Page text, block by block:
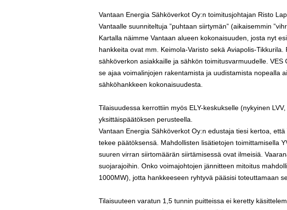
Vantaan Energia Sähköverkot Oy:n toimitusjohtajan Risto
Vantaalle suunniteltuja ”puhtaan siirtymän” (aikaisemmin
Kartalla näimme Vantaan alueen kokonaisuuden, josta nyt
hankkeita ovat mm. Keimola-Varisto sekä Aviapolis-
sähköverkon asiakkaille ja sähkön toimitusvarmuudelle.
se ajaa voimalinjojen rakentamista ja uudistamista nopealla
sähköhankkeen kokonaisuudesta.
Tilaisuudessa kerrottiin myös ELY-keskukselle (nykyinen
yksittäispäätöksen perusteella.
Vantaan Energia Sähköverkot Oy:n edustaja tiesi kertoa,
tekee päätöksensä. Mahdollisten lisätietojen toimittamisella
suuren virran siirtomäärän siirtämisessä ovat ilmeisiä.
suojarajoihin. Onko voimajohtojen jännitteen mitoitus
1000MW), jotta hankkeeseen ryhtyvä pääsisi toteuttamaan
Tilaisuuteen varatun 1,5 tunnin puitteissa ei keretty